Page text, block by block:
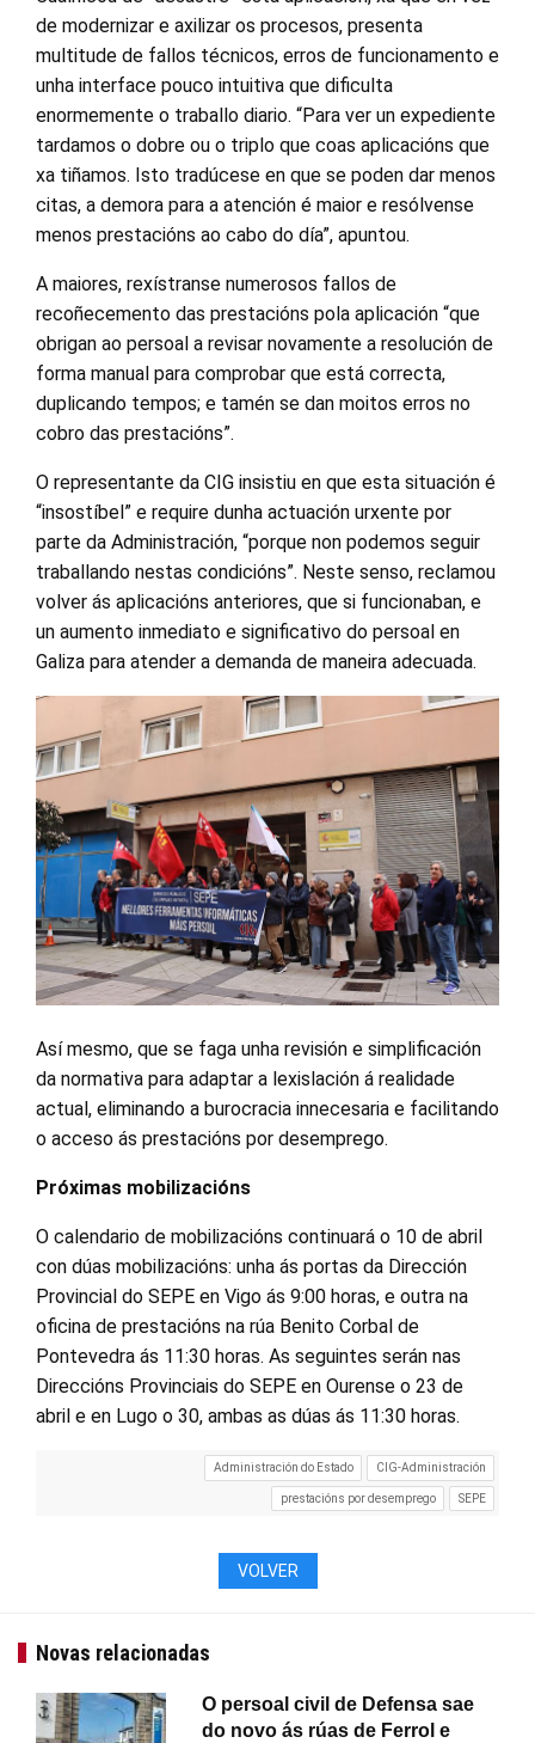
de modernizar e axilizar os procesos, presenta
multitude de fallos técnicos, erros de funcionamento e
unha interface pouco intuitiva que dificulta
enormemente o traballo diario. “Para ver un expediente
tardamos o dobre ou o triplo que coas aplicacións que
xa tiñamos. Isto tradúcese en que se poden dar menos
citas, a demora para a atención é maior e resólvense
menos prestacións ao cabo do día”, apuntou.
A maiores, rexístranse numerosos fallos de
recoñecemento das prestacións pola aplicación “que
obrigan ao persoal a revisar novamente a resolución de
forma manual para comprobar que está correcta,
duplicando tempos; e tamén se dan moitos erros no
cobro das prestacións”.
O representante da CIG insistiu en que esta situación é
“insostíbel” e require dunha actuación urxente por
parte da Administración, “porque non podemos seguir
traballando nestas condicións”. Neste senso, reclamou
volver ás aplicacións anteriores, que si funcionaban, e
un aumento inmediato e significativo do persoal en
Galiza para atender a demanda de maneira adecuada.
Así mesmo, que se faga unha revisión e simplificación
da normativa para adaptar a lexislación á realidade
actual, eliminando a burocracia innecesaria e facilitando
o acceso ás prestacións por desemprego.
Próximas mobilizacións
O calendario de mobilizacións continuará o 10 de abril
con dúas mobilizacións: unha ás portas da Dirección
Provincial do SEPE en Vigo ás 9:00 horas, e outra na
oficina de prestacións na rúa Benito Corbal de
Pontevedra ás 11:30 horas. As seguintes serán nas
Direccións Provinciais do SEPE en Ourense o 23 de
abril e en Lugo o 30, ambas as dúas ás 11:30 horas.
Administración do Estado CIG-Administración
prestacións por desemprego SEPE
VOLVER
Novas relacionadas
O persoal civil de Defensa sae
do novo ás rúas de Ferrol e